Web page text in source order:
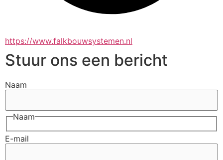
https://www.falkbouwsystemen.nl
Stuur ons een bericht
Naam
Naam
E-mail